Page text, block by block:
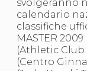
svolgeranno
calendario
classifiche ufficiali: CAMPIONATO
MASTER 2009 Maschile – 1° Stefano Bani
(Athletic Club
(Centro